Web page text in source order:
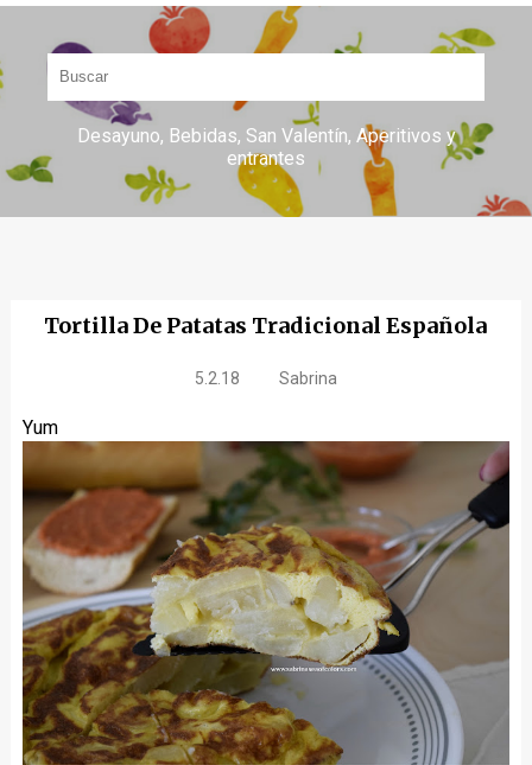
Desayuno Bebidas San Valentín Aperitivos y
entrantes
Tortilla De Patatas Tradicional Española
5.2.18 Sabrina
Yum